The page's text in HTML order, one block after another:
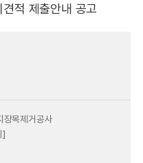
적 제출안내 공고
목제거공사
]